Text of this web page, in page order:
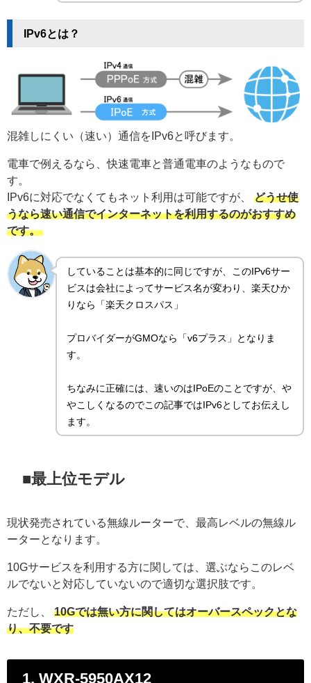
IPv6とは？
混雑しにくい（速い）通信をIPv6と呼びます。
電車で例えるなら、快速電車と普通電車のようなもので
す。
IPv6に対応でなくてもネット利用は可能ですが、 どうせ使
うなら速い通信でインターネットを利用するのがおすすめ
です。
していることは基本的に同じですが、このIPv6サー
ビスは会社によってサービス名が変わり、楽天ひか
りなら「楽天クロスパス」
プロバイダーがGMOなら「v6プラス」となりま
す。
ちなみに正確には、速いのはIPoEのことですが、や
やこしくなるのでこの記事ではIPv6としてお伝えし
ます。
■最上位モデル
現状発売されている無線ルーターで、最高レベルの無線ル
ーターとなります。
10Gサービスを利用する方に関しては、選ぶならこのレベ
ルでないと対応していないので適切な選択肢です。
ただし、 10Gでは無い方に関してはオーバースペックとな
り、不要です
1. WXR-5950AX12